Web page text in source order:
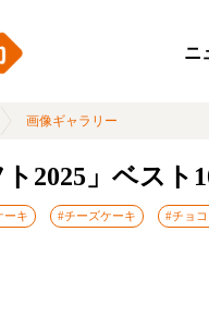
ニ
画像ギャラリー
2025」ベスト
ーキ #チーズケーキ #チョ